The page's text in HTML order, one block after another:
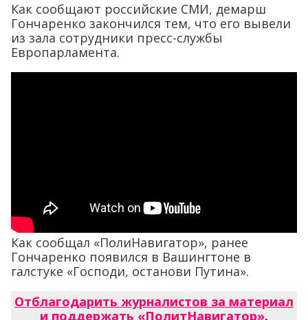
Как сообщают российские СМИ, демарш
Гончаренко закончился тем, что его вывели
из зала сотрудники пресс-службы
Европарламента.
Как сообщал «ПолиНавигатор», ранее
Гончаренко появился в Вашингтоне в
галстуке «Господи, останови Путина».
Отблагодарить журналистов за материал
и поддержать «ПолитНавигатор».